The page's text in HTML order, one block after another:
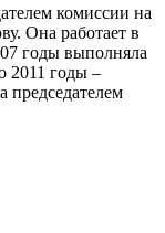
комиссии на
Она работает в
годы выполняла
2011 годы –
председателем